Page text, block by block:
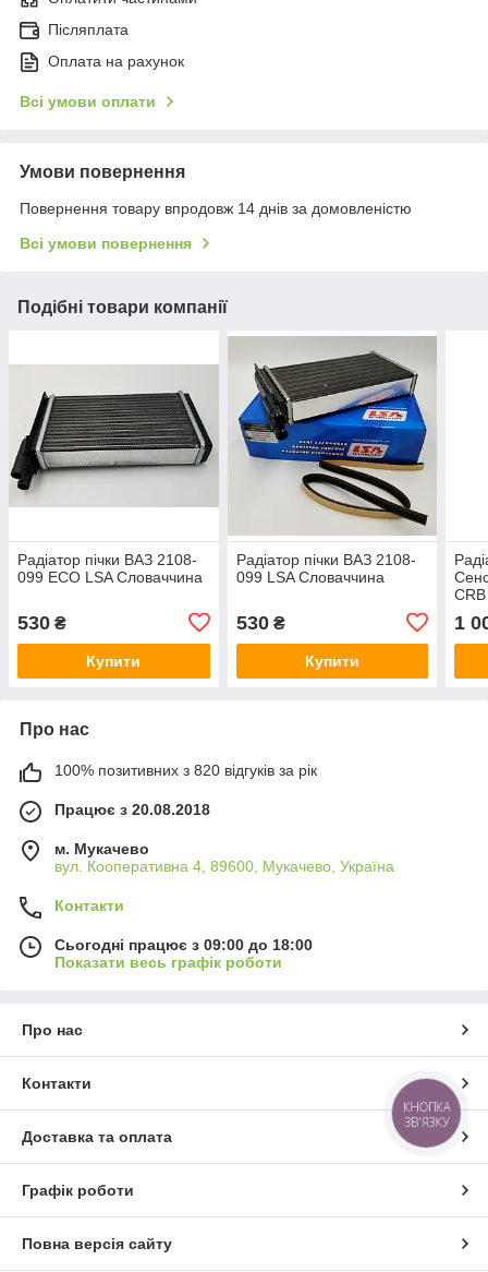
Післяплата
Оплата на рахунок
Всі умови оплати
Умови повернення
Повернення товару впродовж 14 днів за домовленістю
Всі умови повернення
Подібні товари компанії
Радіатор пічки ВАЗ 2108-
099 ECO LSA Словаччина
530 ₴
Купити
Радіатор пічки ВАЗ 2108-
099 LSA Словаччина
530₴
Купити
1
Про нас
100% позитивних з 820 відгуків за рік
Працює з 20.08.2018
м. Мукачево
вул. Кооперативна 4, 89600, Мукачево, Україна
Контакти
Сьогодні працює з 09:00 до 18:00
Показати весь графік роботи
Про нас
Контакти
Доставка та оплата
Графік роботи
Повна версія сайту
КНОПКА
ЗВ'ЯЗКУ